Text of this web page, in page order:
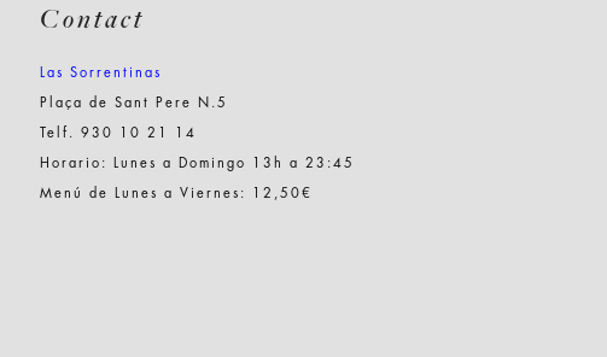
Contact
Las Sorrentinas
Plaça de Sant Pere N.5
Telf. 930 10 21 14
Horario: Lunes a Domingo 13h a 23:45
Menú de Lunes a Viernes: 12,50€